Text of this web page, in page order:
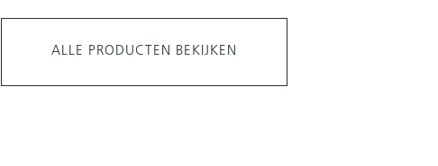
ALLE PRODUCTEN BEKIJKEN